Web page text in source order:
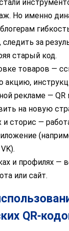
Но именно
за
старый код.
товаров —
акцию,
рекламе —
на новую
и сторис —
и профилях —
или сайт.
QR-